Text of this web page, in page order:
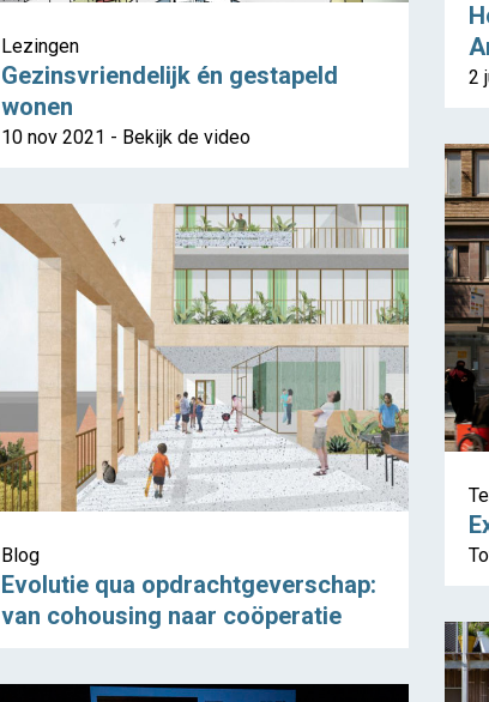
2
Lezingen
Gezinsvriendelijk én gestapeld
wonen
10 nov 2021 - Bekijk de video
Blog
Evolutie qua opdrachtgeverschap:
van cohousing naar coöperatie